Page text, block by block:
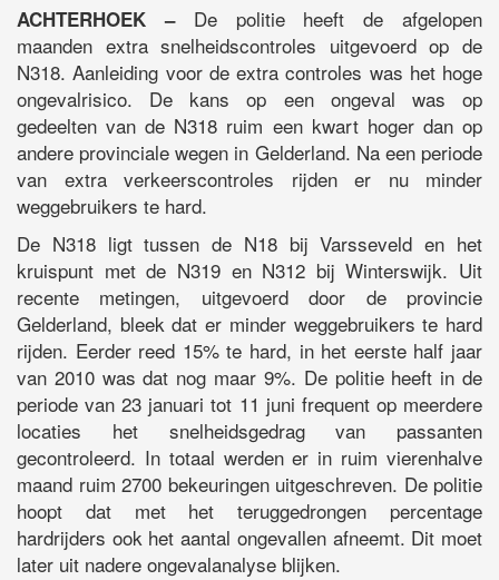
ACHTERHOEK – De politie heeft de afgelopen
maanden extra snelheidscontroles uitgevoerd op de
N318. Aanleiding voor de extra controles was het hoge
ongevalrisico. De kans op een ongeval was op
gedeelten van de N318 ruim een kwart hoger dan op
andere provinciale wegen in Gelderland. Na een periode
van extra verkeerscontroles rijden er nu minder
weggebruikers te hard.
De N318 ligt tussen de N18 bij Varsseveld en het
kruispunt met de N319 en N312 bij Winterswijk. Uit
recente metingen, uitgevoerd door de provincie
Gelderland, bleek dat er minder weggebruikers te hard
rijden. Eerder reed 15% te hard, in het eerste half jaar
van 2010 was dat nog maar 9%. De politie heeft in de
periode van 23 januari tot 11 juni frequent op meerdere
locaties het snelheidsgedrag van passanten
gecontroleerd. In totaal werden er in ruim vierenhalve
maand ruim 2700 bekeuringen uitgeschreven. De politie
hoopt dat met het teruggedrongen percentage
hardrijders ook het aantal ongevallen afneemt. Dit moet
later uit nadere ongevalanalyse blijken.